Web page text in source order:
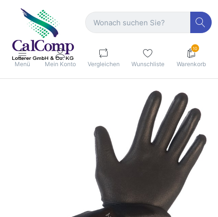
Menü Mein Konto Vergleichen Wunschliste
10
Warenkorb